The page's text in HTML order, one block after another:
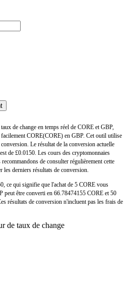
de change en temps réel de CORE et GBP,
CORE(CORE) en GBP. Cet outil utilise
Le résultat de la conversion actuelle
de £0.0150. Les cours des cryptomonnaies
de consulter régulièrement cette
les derniers résultats de conversion.
ce qui signifie que l'achat de 5 CORE vous
peut être converti en 66.78474155 CORE et 50
résultats de conversion n'incluent pas les frais de
de taux de change